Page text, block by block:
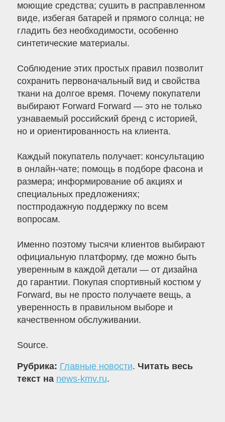
моющие средства; сушить в расправленном
виде, избегая батарей и прямого солнца; не
гладить без необходимости, особенно
синтетические материалы.
Соблюдение этих простых правил позволит
сохранить первоначальный вид и свойства
ткани на долгое время. Почему покупатели
выбирают Forward Forward — это не только
узнаваемый российский бренд с историей,
но и ориентированность на клиента.
Каждый покупатель получает: консультацию
в онлайн-чате; помощь в подборе фасона и
размера; информирование об акциях и
специальных предложениях;
постпродажную поддержку по всем
вопросам.
Именно поэтому тысячи клиентов выбирают
официальную платформу, где можно быть
уверенным в каждой детали — от дизайна
до гарантии. Покупая спортивный костюм у
Forward, вы не просто получаете вещь, а
уверенность в правильном выборе и
качественном обслуживании.
Source.
Рубрика: Главные новости. Читать весь
текст на news-kmv.ru.